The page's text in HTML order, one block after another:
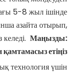
5-8 жыл ішінде
азайта отырып,
Маңызды:
етіңіз!
технология үшін